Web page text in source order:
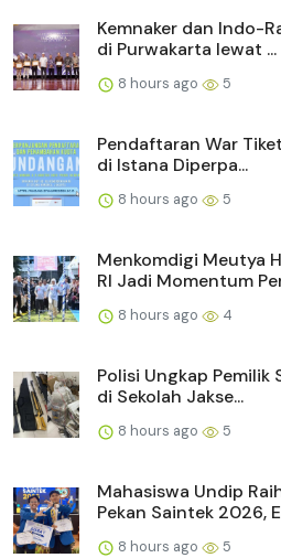
Kemnaker dan Indo-
di Purwakarta lewat ...
8 hours ago 5
Pendaftaran War
di Istana Diperpa...
8 hours ago 5
Menkomdigi Meutya
RI Jadi Momentum
8 hours ago 4
Polisi Ungkap Pemilik
di Sekolah Jakse...
8 hours ago 5
Mahasiswa Undip
Pekan Saintek 2026,
8 hours ago 5